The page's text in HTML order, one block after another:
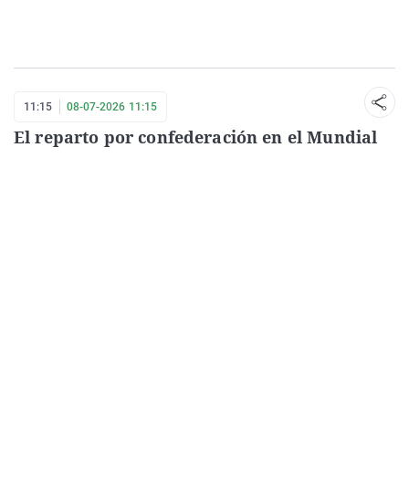
11:15 08-07-2026 11:15
El reparto por confederación en el Mundial